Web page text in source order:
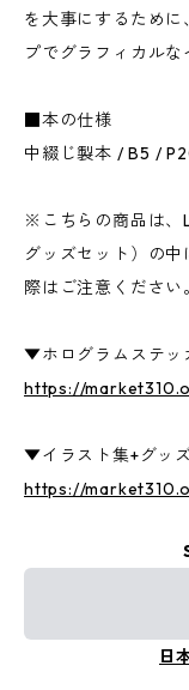
を大事にするため
プでグラフィカルな
■本の仕様
中綴じ製本 / B5 /
※こちらの商品は、
グッズセット）の
際はご注意ください。
▼ホログラムステッ
https://
▼イラスト集+グッ
https://
日